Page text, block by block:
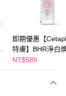
即期優惠【
特膚】BHR淨白
妝水 150mL 效期
NT$589